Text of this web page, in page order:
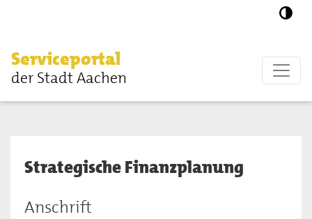
Serviceportal
der Stadt Aachen
Strategische Finanzplanung
Anschrift